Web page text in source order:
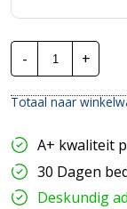
-
CTie
300x4.8mm
Nylon
Tyraps
|
Per
100
stuks
hoeveelheid
+
Totaal naar
A+ kwaliteit
30 Dagen
Deskundig